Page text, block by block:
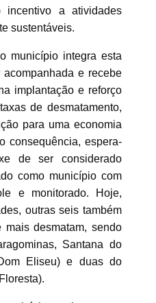
a atividades
sustentáveis.
município integra esta
e recebe
implantação e reforço
de desmatamento,
para uma economia
consequência, espera-
de ser considerado
como município com
e monitorado. Hoje,
outras seis também
desmatam, sendo
Santana do
Eliseu) e duas do